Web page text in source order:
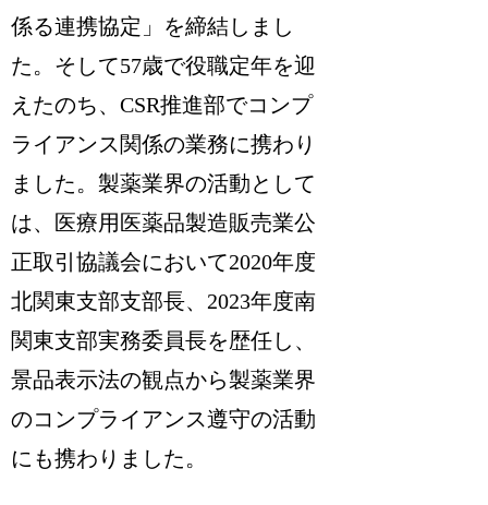
係る連携協定」を締結しまし
た。そして57歳で役職定年を迎
えたのち、CSR推進部でコンプ
ライアンス関係の業務に携わり
ました。製薬業界の活動として
は、医療用医薬品製造販売業公
正取引協議会において2020年度
北関東支部支部長、2023年度南
関東支部実務委員長を歴任し、
景品表示法の観点から製薬業界
のコンプライアンス遵守の活動
にも携わりました。